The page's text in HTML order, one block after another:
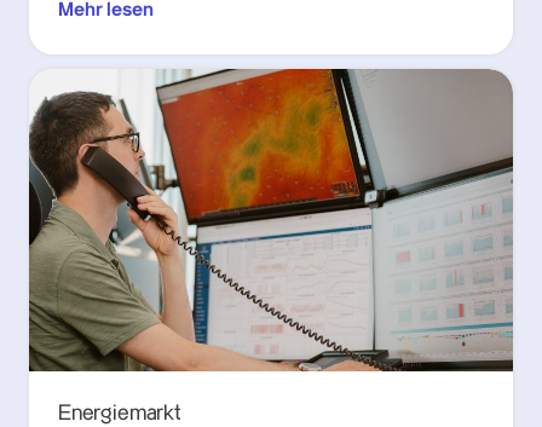
Mehr lesen
Energiemarkt